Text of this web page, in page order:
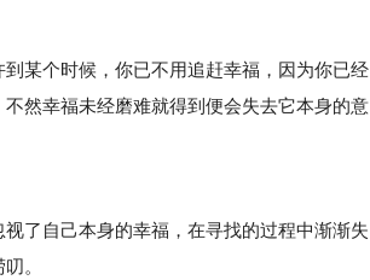
某个时候，你已不用追赶幸福，因为你已经
然幸福未经磨难就得到便会失去它本身的意
了自己本身的幸福，在寻找的过程中渐渐失
。